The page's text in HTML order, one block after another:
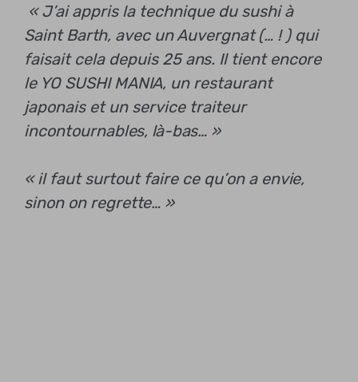
« J’ai appris la technique du sushi à
Saint Barth, avec un Auvergnat (… ! ) qui
faisait cela depuis 25 ans. Il tient encore
le YO SUSHI MANIA, un restaurant
japonais et un service traiteur
incontournables, là-bas… »
« il faut surtout faire ce qu’on a envie,
sinon on regrette… »